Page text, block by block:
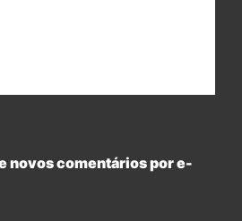
novos comentários por e-